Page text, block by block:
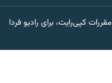
کپی‌رایت، برای رادیو فردا